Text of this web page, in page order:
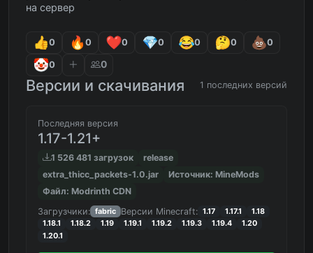
на сервер
0 0 0 0 0 0 0
0 0
Версии и скачивания 1 последних версий
Последняя версия
1.17-1.21+
1 526 481 загрузок
release
extra_thicc_packets-1.0.jar
Источник: MineMods
Файл: Modrinth CDN
Загрузчики: fabric Версии Minecraft: 1.17 1.17.1
1.18
1.18.1
1.18.2 1.19 1.19.1 1.19.2 1.19.3 1.19.4
1.20
1.20.1